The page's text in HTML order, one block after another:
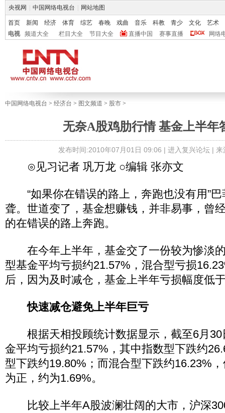
央视网 中国网络电视台 网站地图
首页 新闻 经济 体育 综艺 春晚 戏曲 音乐 科教 青少 文化
艺术
电视
频道大全 栏目大全 节目大全 直播中国 赛事直播 网络
中国网络电视台 > 经济台 > 图文频道 > 股市 >
无奈A股鸡肋行情 基金上半年
发布时间:2010年07月01日 09:06 | 进入复兴论坛| 来
⊙见习记者 巩万龙 ○编辑 张亦文
“如果你在错误的路上，奔跑也没有用”巴
聋。世道变了，基金想赚钱，并非易事，曾
的在错误的路上奔跑。
在今年上半年，基金交了一份较为惨淡
型基金平均亏损约21.57%，混合型亏损
后，因为及时减仓，基金上半年亏损幅度低
快速减仓避免上半年巨亏
根据天相投顾统计数据显示，截至6月30
金平均亏损约21.57%，其中指数型下跌约
型下跌约19.80%；而混合型下跌约16.23%
为正，约为1.69%。
比较上半年A股波澜壮阔的大市，沪深